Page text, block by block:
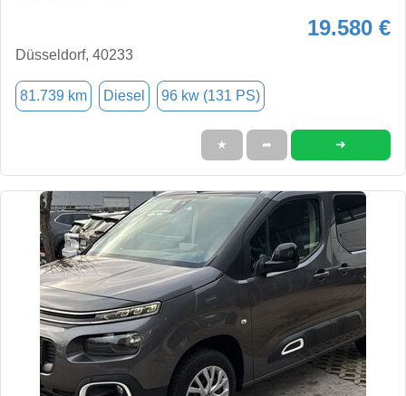
19.580 €
Düsseldorf, 40233
81.739 km Diesel 96 kw (131 PS)
★ ➦ ➜